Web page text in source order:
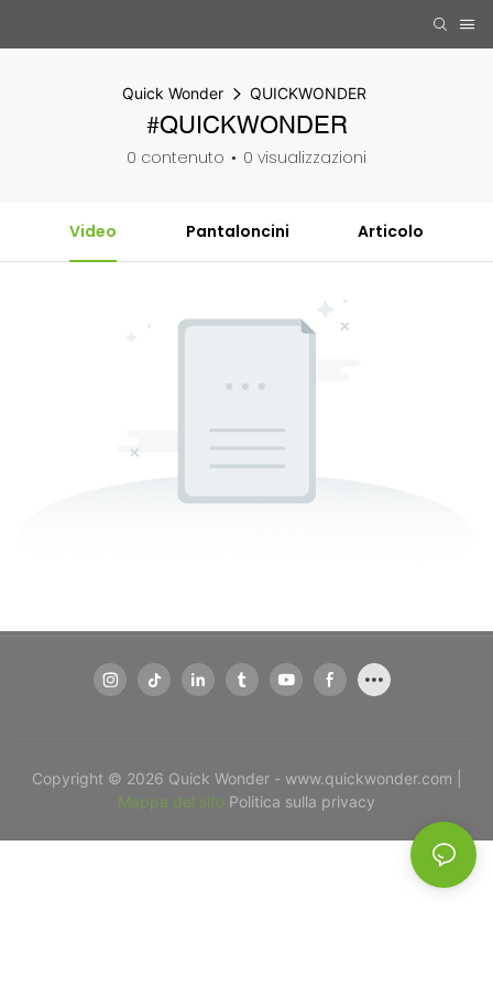
Quick Wonder QUICKWONDER
#QUICKWONDER
0 contenuto 0 visualizzazioni
Video Pantaloncini Articolo
Copyright © 2026 Quick Wonder - www.quickwonder.com |
Mappa del sito Politica sulla privacy